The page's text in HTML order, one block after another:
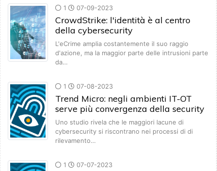
1 07-09-2023
CrowdStrike: l'identità è al centro
della cybersecurity
L'eCrime amplia costantemente il suo raggio
d'azione, ma la maggior parte delle intrusioni parte
da…
1 07-08-2023
Trend Micro: negli ambienti IT-OT
serve più convergenza della security
Uno studio rivela che le maggiori lacune di
cybersecurity si riscontrano nei processi di di
rilevamento…
1 07-07-2023